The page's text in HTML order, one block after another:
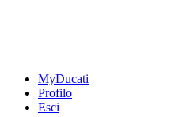
MyDucati
Profilo
Esci